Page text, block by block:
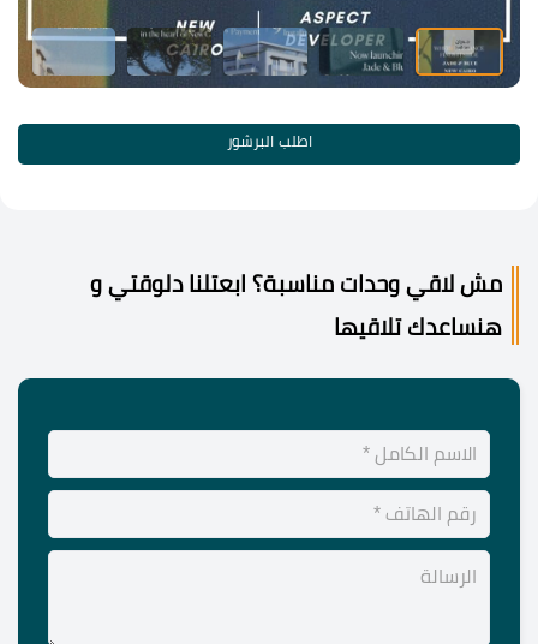
اطلب البرشور
مش لاقي وحدات مناسبة؟ ابعتلنا دلوقتي و
هنساعدك تلاقيها